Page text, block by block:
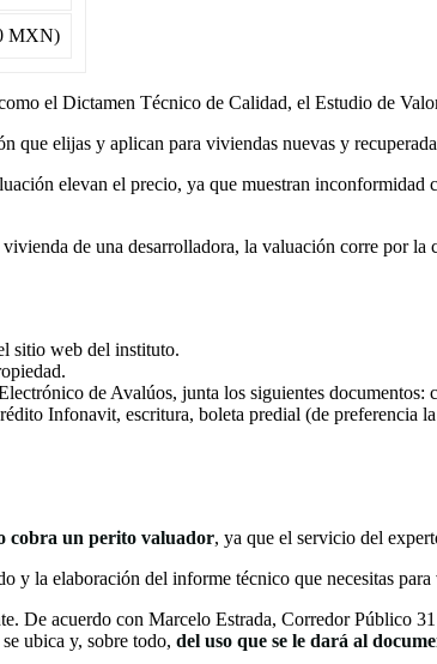
MXN)
el Dictamen Técnico de Calidad, el Estudio de
que elijas y aplican para viviendas nuevas y
elevan el precio, ya que muestran
vivienda de una desarrolladora, la valuación corre por la
sitio web del instituto.
de Avalúos, junta los siguientes
Infonavit, escritura, boleta predial (de preferencia
cobra un perito valuador, ya que el servicio del
y la elaboración del informe técnico que necesitas
De acuerdo con Marcelo Estrada, Corredor Público
ubica y, sobre todo, del uso que se le dará al